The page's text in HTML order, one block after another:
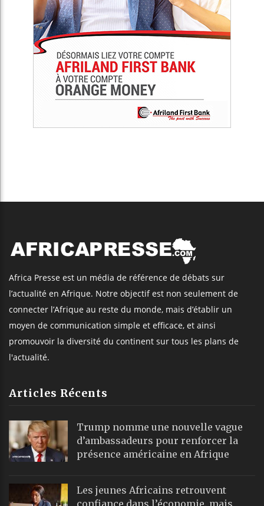
Africa Presse est un média de référence de débats sur
l’actualité en Afrique. Notre objectif est non seulement de
connecter l’Afrique au reste du monde, mais d’établir un
moyen de communication simple et efficace, et ainsi
promouvoir la diversité du continent sur tous les plans de
l'actualité.
Articles Récents
Trump nomme une nouvelle vague
d’ambassadeurs pour renforcer la
présence américaine en Afrique
Les jeunes Africains retrouvent
confiance dans l’économie, mais